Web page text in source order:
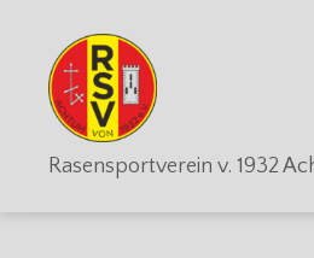
RSV
Achtum
Rasensportverein v. 1932